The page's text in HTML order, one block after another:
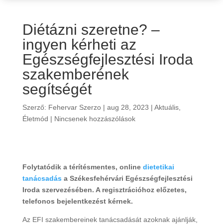
Diétázni szeretne? –
ingyen kérheti az
Egészségfejlesztési Iroda
szakemberének
segítségét
Szerző: Fehervar Szerzo| aug 28, 2023 | Aktuális,
Életmód | Nincsenek hozzászólások
Folytatódik a térítésmentes, online dietetikai
tanácsadás a Székesfehérvári Egészségfejlesztési
Iroda szervezésében. A regisztrációhoz előzetes,
telefonos bejelentkezést kérnek.
Az EFI szakembereinek tanácsadását azoknak ajánlják,